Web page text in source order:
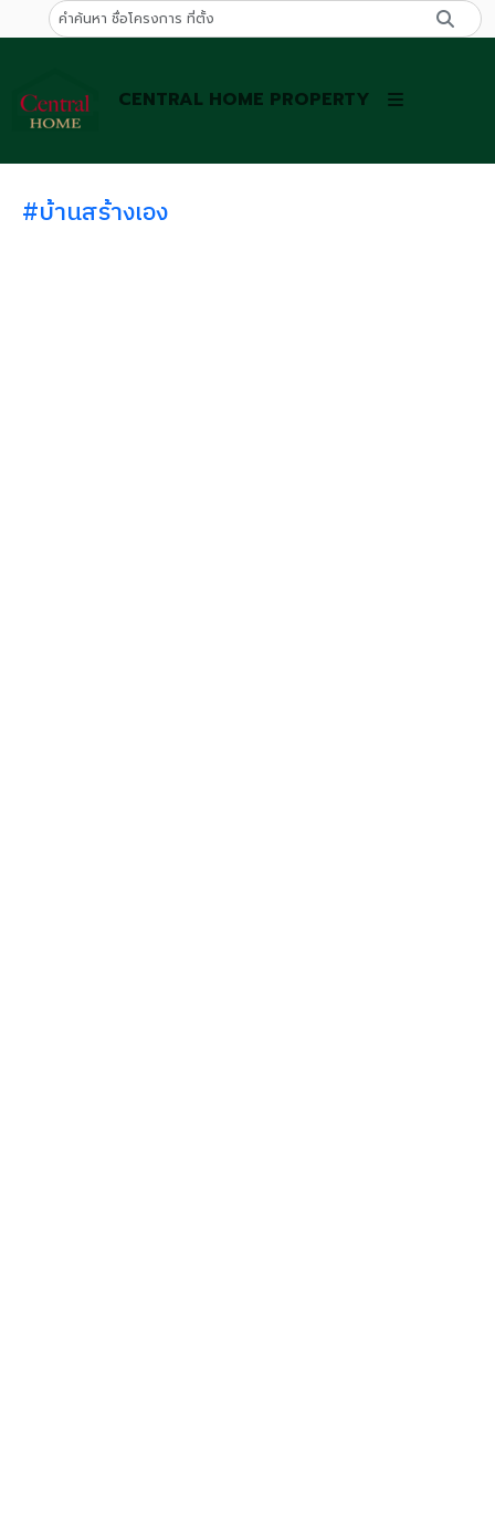
CENTRAL HOME PROPERTY
#บ้านสร้างเอง